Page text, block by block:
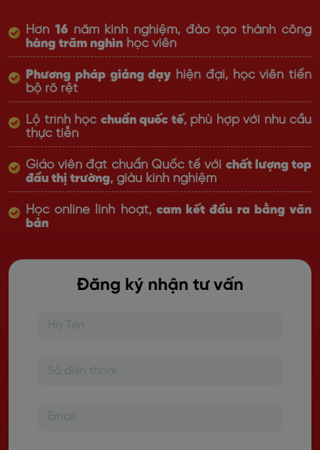
Hơn 16năm kinh nghiệm, đào tạo thành công
hàng trăm nghìn học viên
Phương pháp giảng dạy hiện đại, học viên tiến
bộ rõ rệt
Lộ trình học chuẩn quốc tế, phù hợp với nhu cầu
thực tiễn
Giáo viên đạt chuẩn Quốc tế với chất lượng top
đầu thị trường, giàu kinh nghiệm
Học online linh hoạt, cam kết đầu ra bằng văn
bản
Đăng ký nhận tư vấn